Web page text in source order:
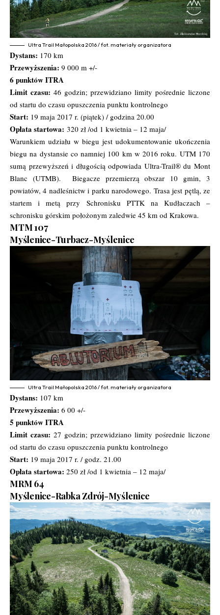
Ultra Trail Małopolska 2016 / fot. materiały organizatora
Dystans: 170 km
Przewyższenia: 9 000 m +/-
6 punktów ITRA
Limit czasu: 46 godzin; przewidziano limity pośrednie liczone
od startu do czasu opuszczenia punktu kontrolnego
Start: 19 maja 2017 r. (piątek) / godzina 20.00
Opłata startowa: 320 zł /od 1 kwietnia – 12 maja/
Warunkiem udziału w biegu jest udokumentowanie ukończenia
biegu na dystansie co namniej 100 km w 2016 roku. UTM 170
sumą przewyższeń i długością odpowiada Ultra-Trail® du Mont
Blanc (UTMB). Biegacze przemierzą obszar 10 gmin, 3
powiatów, 4 nadleśnictw i parku narodowego. Trasa jest pętlą, ze
startem i metą przy Schronisku PTTK na Kudłaczach –
schronisku górskim położonym zaledwie 45 km od Krakowa.
MTM 107
Myślenice-Turbacz-Myślenice
Ultra Trail Małopolska 2016 / fot. materiały organizatora
Dystans: 107 km
Przewyższenia: 6 00 +/-
5 punktów ITRA
Limit czasu: 27 godzin; przewidziano limity pośrednie liczone
od startu do czasu opuszczenia punktu kontrolnego
Start: 19 maja 2017 r. / godz. 21.00
Opłata startowa: 250 zł /od 1 kwietnia – 12 maja/
MRM 64
Myślenice-Rabka Zdrój-Myślenice